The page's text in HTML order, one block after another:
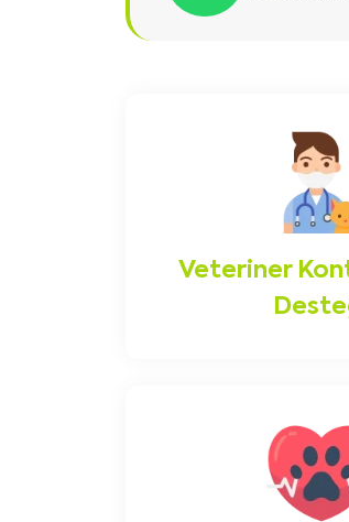
Veteriner